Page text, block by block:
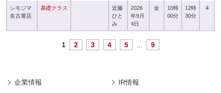
シモジマ
名古屋店
基礎クラス
近藤
ひと
み
2026
年9月
4日
金
10時
00分
12時
30分
4
1 2 3 4 5 9
企業情報 IR情報